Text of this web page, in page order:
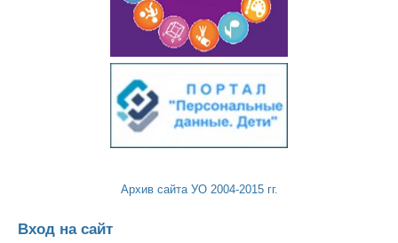
Архив сайта УО 2004-2015 гг.
Вход на сайт